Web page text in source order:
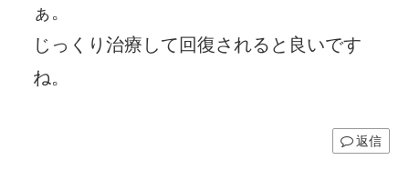
ぁ。
じっくり治療して回復されると良いです
ね。
返信